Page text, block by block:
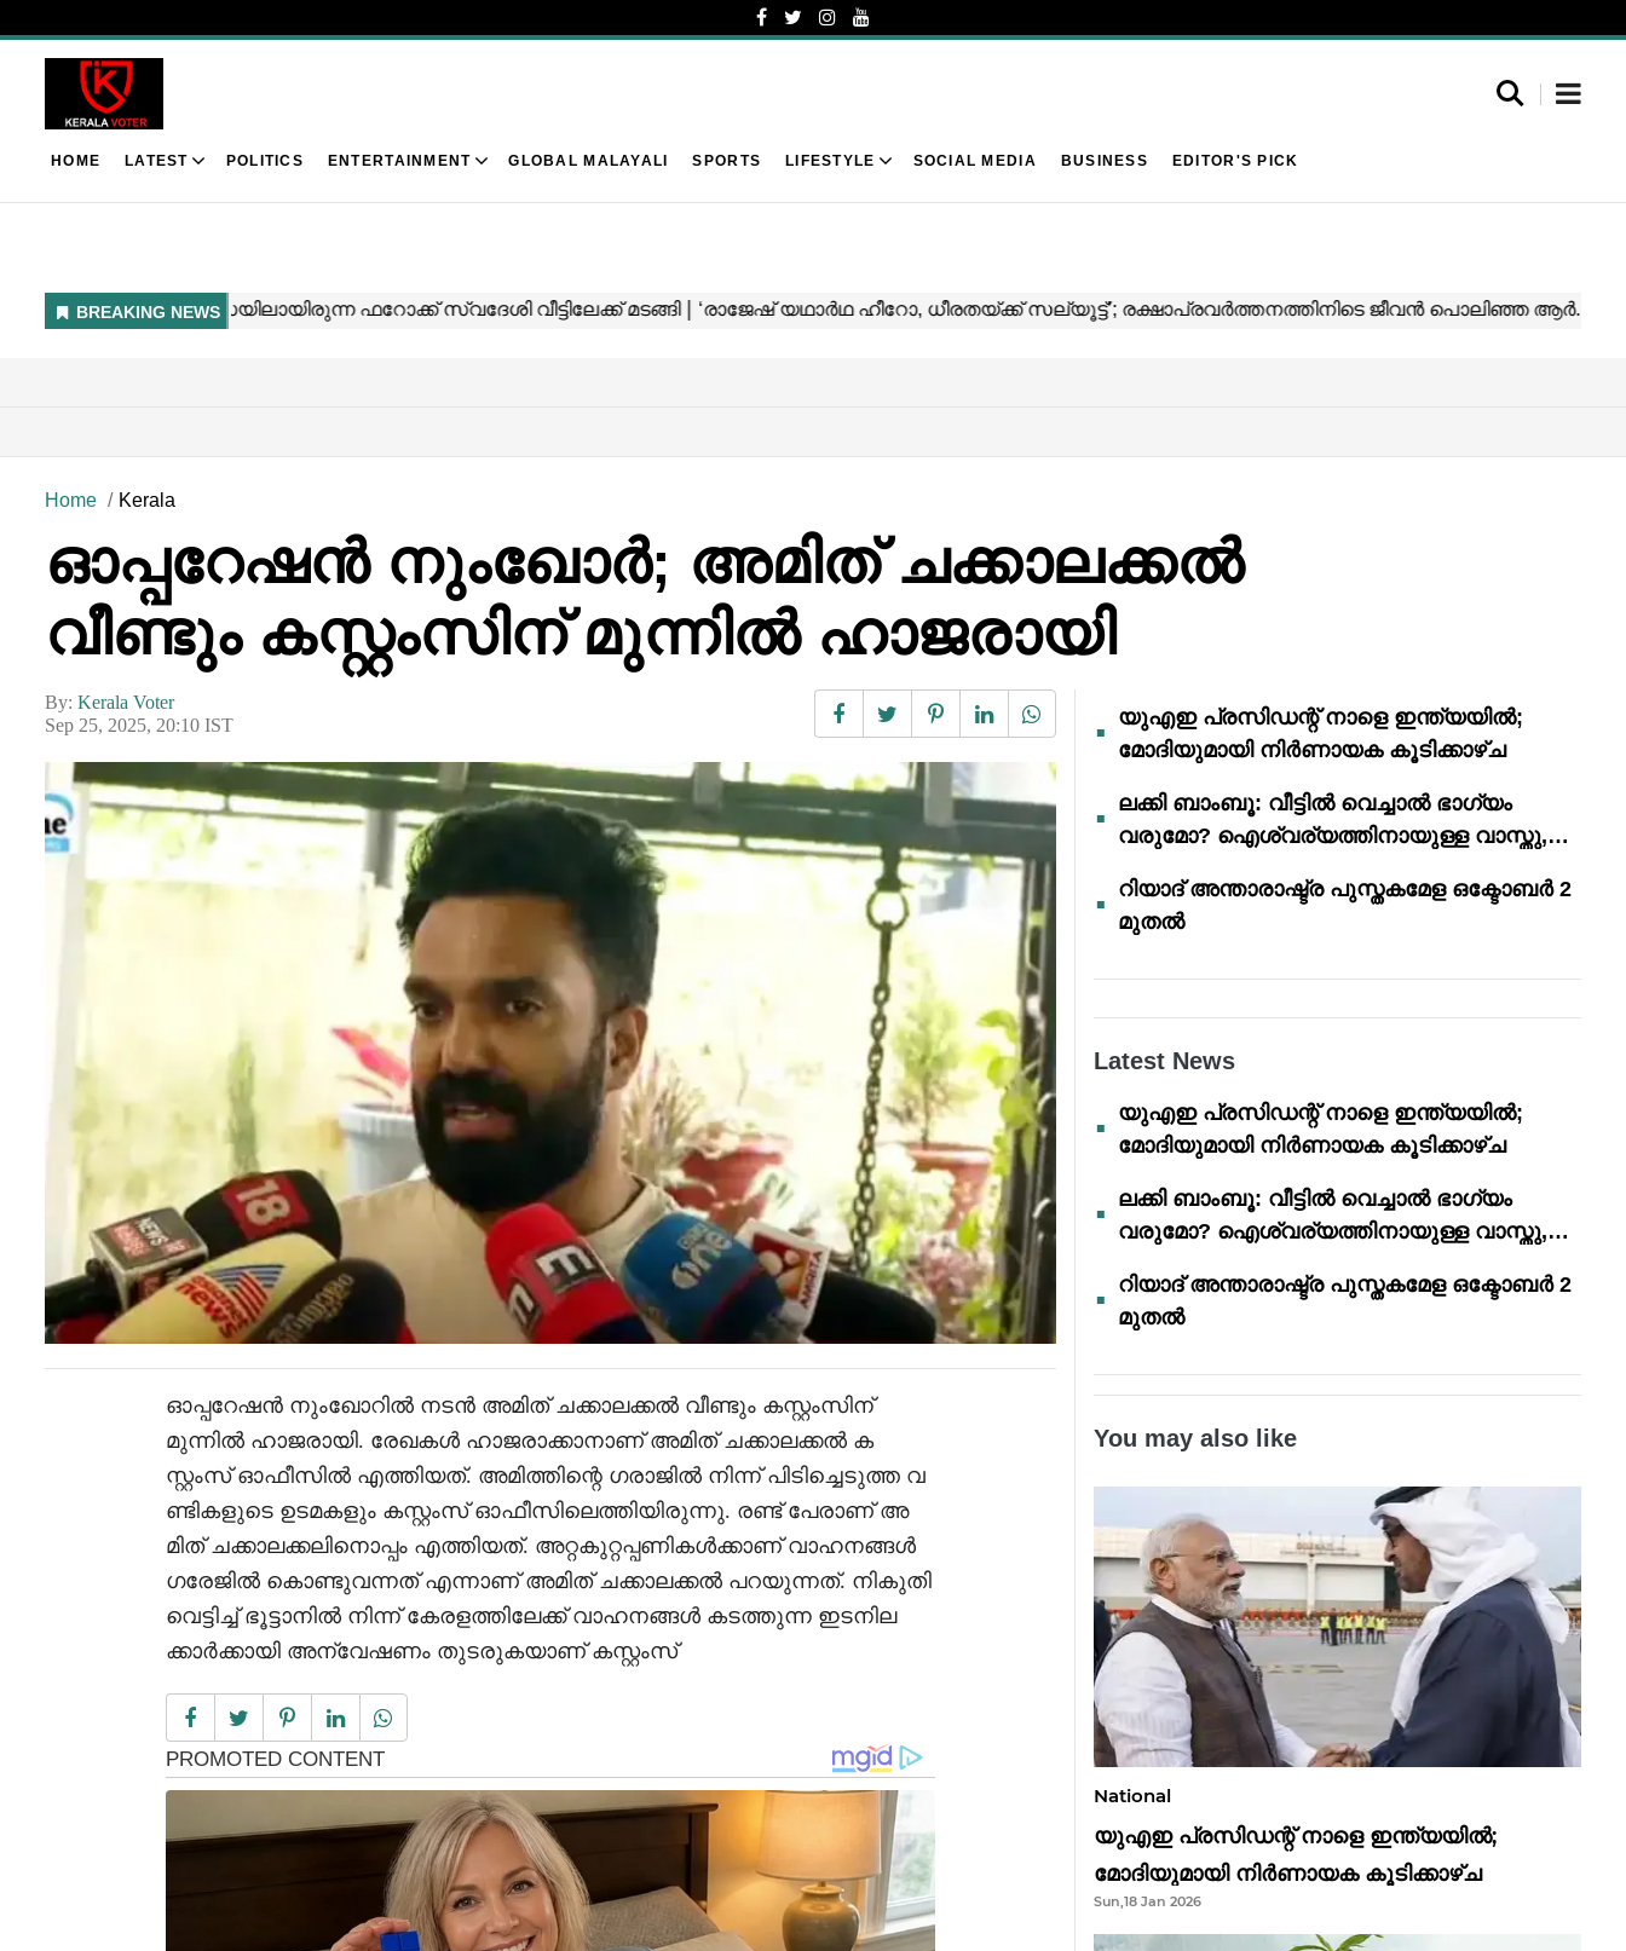
HOME LATEST POLITICS ENTERTAINMENT GLOBAL MALAYALI SPORTS LIFESTYLE SOCIAL MEDIA BUSINESS EDITOR'S PICK
Home Kerala
ഓപ്പറേഷൻ നുംഖോർ; അമിത് ചക്കാലക്കൽ
വീണ്ടും കസ്റ്റംസിന് മുന്നിൽ ഹാജരായി
By: Kerala Voter
Sep 25, 2025, 20:10 IST
ഓപ്പറേഷൻ നുംഖോറിൽ നടൻ അമിത് ചക്കാലക്കൽ വീണ്ടും കസ്റ്റംസിന്
മുന്നിൽ ഹാജരായി. രേഖകൾ ഹാജരാക്കാനാണ് അമിത് ചക്കാലക്കൽ ക
സ്റ്റംസ് ഓഫീസിൽ എത്തിയത്. അമിത്തിന്റെ ഗരാജിൽ നിന്ന് പിടിച്ചെടുത്ത വ
ണ്ടികളുടെ ഉടമകളും കസ്റ്റംസ് ഓഫീസിലെത്തിയിരുന്നു. രണ്ട് പേരാണ് അ
മിത് ചക്കാലക്കലിനൊപ്പം എത്തിയത്. അറ്റകുറ്റപ്പണികൾക്കാണ് വാഹനങ്ങൾ
ഗരേജിൽ കൊണ്ടുവന്നത് എന്നാണ് അമിത് ചക്കാലക്കൽ പറയുന്നത്. നികുതി
വെട്ടിച്ച് ഭൂട്ടാനിൽ നിന്ന് കേരളത്തിലേക്ക് വാഹനങ്ങൾ കടത്തുന്ന ഇടനില
ക്കാർക്കായി അന്വേഷണം തുടരുകയാണ് കസ്റ്റംസ്
യുഎഇ പ്രസിഡന്റ് നാളെ ഇന്ത്യയിൽ;
മോദിയുമായി നിർണായക കൂടിക്കാഴ്ച
ലക്കി ബാംബൂ: വീട്ടിൽ വെച്ചാൽ ഭാഗ്യം
വരുമോ? ഐശ്വര്യത്തിനായുള്ള വാസ്തു,
റിയാദ് അന്താരാഷ്ട്ര പുസ്തകമേള ഒക്ടോബർ 2
മുതൽ
Latest News
യുഎഇ പ്രസിഡന്റ് നാളെ ഇന്ത്യയിൽ;
മോദിയുമായി നിർണായക കൂടിക്കാഴ്ച
ലക്കി ബാംബൂ: വീട്ടിൽ വെച്ചാൽ ഭാഗ്യം
വരുമോ? ഐശ്വര്യത്തിനായുള്ള വാസ്തു,
റിയാദ് അന്താരാഷ്ട്ര പുസ്തകമേള ഒക്ടോബർ 2
മുതൽ
You may also like
National
യുഎഇ പ്രസിഡന്റ് നാളെ ഇന്ത്യയിൽ;
മോദിയുമായി നിർണായക കൂടിക്കാഴ്ച
Sun,18 Jan 2026